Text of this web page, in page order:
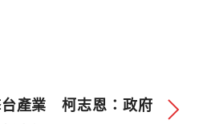
台產業 柯志恩：政府